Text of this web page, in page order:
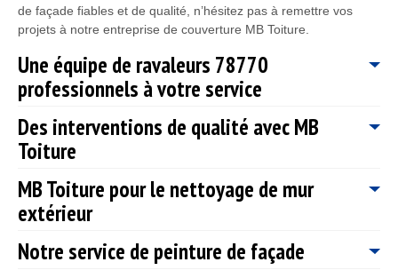
de façade fiables et de qualité, n’hésitez pas à remettre vos
projets à notre entreprise de couverture MB Toiture.
Une équipe de ravaleurs 78770
professionnels à votre service
L’entreprise MB Toiture a à sa disposition une équipe de
ravaleurs 78770 professionnels pour prendre en main vos
D’ailleurs, ils sont aptes à vous assurer le nettoyage, le
décapage, la réparation, le traitement, la finition ainsi que la
protection de vos murs extérieurs. Nos spécialistes MB Toiture
d’appliquer les bonnes méthodes lors de chaque intervention. Ils
Des interventions de qualité avec MB
Toiture
Ayant les compétences nécessaire dans le domaine, notre
entreprise de couverture MB Toiture et nos ravaleurs 78770
qualité et cela peu importe les circonstances et la spécificité de
vos travaux ; quel que soit vos projets : une construction, une
MB Toiture pour le nettoyage de mur
extérieur
La façade est l’élément la plus exposée à la pollution et aux
Notre service de peinture de façade